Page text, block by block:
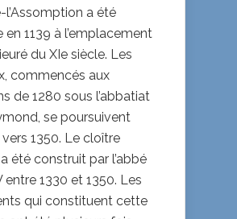
a été
en 1139 à l’emplacement
du XIe siècle. Les
commencés aux
de 1280 sous l’abbatiat
se poursuivent
1350. Le cloître
été construit par l’abbé
entre 1330 et 1350. Les
qui constituent cette